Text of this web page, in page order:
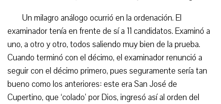
Un milagro análogo ocurrió en la ordenación. El
examinador tenía en frente de sí a 11 candidatos. Examinó a
uno, a otro y otro, todos saliendo muy bien de la prueba.
Cuando terminó con el décimo, el examinador renunció a
seguir con el décimo primero, pues seguramente sería tan
bueno como los anteriores: este era San José de
Cupertino, que ‘colado’ por Dios, ingresó así al orden del